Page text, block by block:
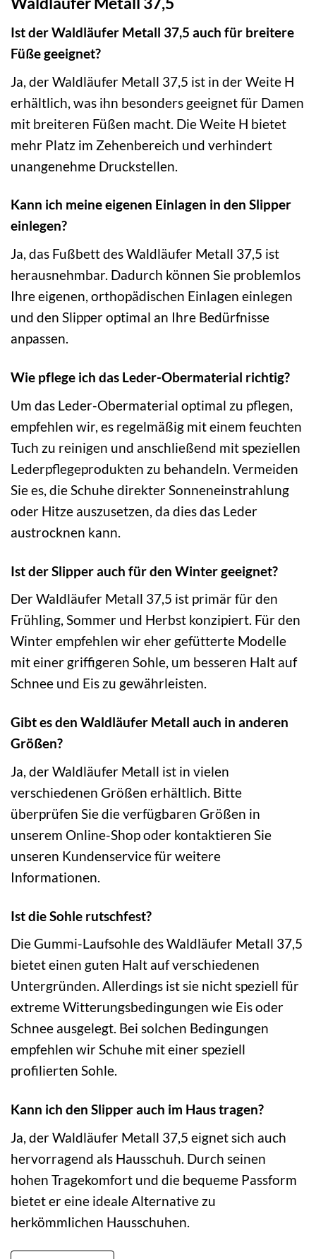
Ist der Waldläufer Metall 37,5 auch für breitere
Füße geeignet?
Ja, der Waldläufer Metall 37,5 ist in der Weite H
erhältlich, was ihn besonders geeignet für Damen
mit breiteren Füßen macht. Die Weite H bietet
mehr Platz im Zehenbereich und verhindert
unangenehme Druckstellen.
Kann ich meine eigenen Einlagen in den Slipper
einlegen?
Ja, das Fußbett des Waldläufer Metall 37,5 ist
herausnehmbar. Dadurch können Sie problemlos
Ihre eigenen, orthopädischen Einlagen einlegen
und den Slipper optimal an Ihre Bedürfnisse
anpassen.
Wie pflege ich das Leder-Obermaterial richtig?
Um das Leder-Obermaterial optimal zu pflegen,
empfehlen wir, es regelmäßig mit einem feuchten
Tuch zu reinigen und anschließend mit speziellen
Lederpflegeprodukten zu behandeln. Vermeiden
Sie es, die Schuhe direkter Sonneneinstrahlung
oder Hitze auszusetzen, da dies das Leder
austrocknen kann.
Ist der Slipper auch für den Winter geeignet?
Der Waldläufer Metall 37,5 ist primär für den
Frühling, Sommer und Herbst konzipiert. Für den
Winter empfehlen wir eher gefütterte Modelle
mit einer griffigeren Sohle, um besseren Halt auf
Schnee und Eis zu gewährleisten.
Gibt es den Waldläufer Metall auch in anderen
Größen?
Ja, der Waldläufer Metall ist in vielen
verschiedenen Größen erhältlich. Bitte
überprüfen Sie die verfügbaren Größen in
unserem Online-Shop oder kontaktieren Sie
unseren Kundenservice für weitere
Informationen.
Ist die Sohle rutschfest?
Die Gummi-Laufsohle des Waldläufer Metall 37,5
bietet einen guten Halt auf verschiedenen
Untergründen. Allerdings ist sie nicht speziell für
extreme Witterungsbedingungen wie Eis oder
Schnee ausgelegt. Bei solchen Bedingungen
empfehlen wir Schuhe mit einer speziell
profilierten Sohle.
Kann ich den Slipper auch im Haus tragen?
Ja, der Waldläufer Metall 37,5 eignet sich auch
hervorragend als Hausschuh. Durch seinen
hohen Tragekomfort und die bequeme Passform
bietet er eine ideale Alternative zu
herkömmlichen Hausschuhen.